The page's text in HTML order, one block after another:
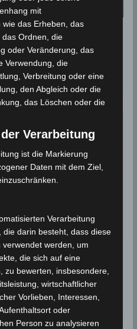
Tunesien: Mi.,
2020, 7 Uhr
für
mit
das Erheben, das
Ordnen, die
oder Veränderung, das
Verwendung, die
Verbreitung oder eine
den Abgleich oder die
das Löschen oder die
Verarbeitung
ist die Markierung
Daten mit dem Ziel,
Verarbeitung
darin besteht, dass diese
werden, um
die sich auf eine
zu bewerten, insbesondere,
wirtschaftlicher
Vorlieben, Interessen,
oder
Person zu analysieren